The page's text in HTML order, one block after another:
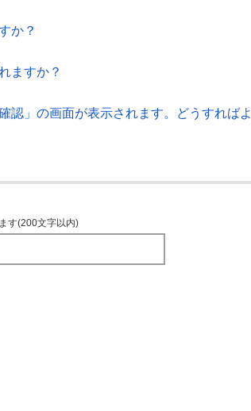
か？
ますか？
」の画面が表示されます。どうすればよ
す(200文字以内)